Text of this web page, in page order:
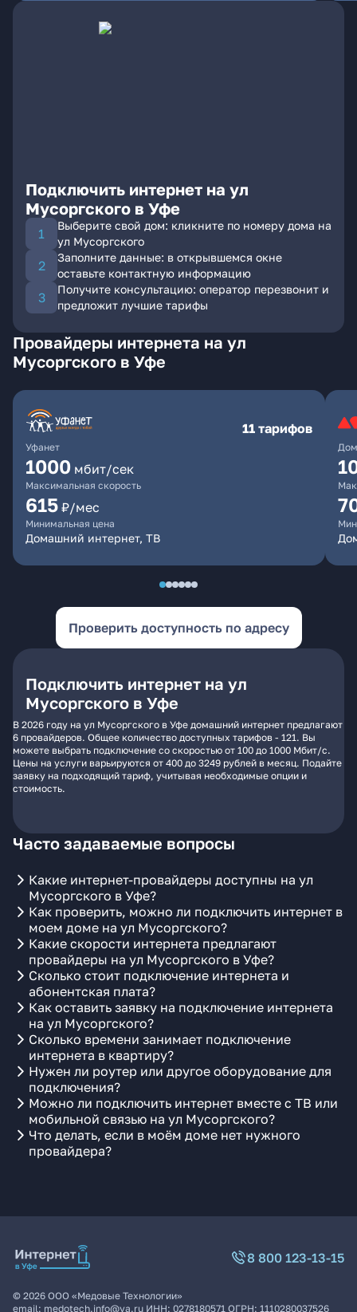
Подключить интернет на ул
Мусоргского в Уфе
Выберите свой дом: кликните по номеру дома на
ул Мусоргского
Заполните данные: в открывшемся окне
оставьте контактную информацию
Получите консультацию: оператор перезвонит и
предложит лучшие тарифы
Провайдеры интернета на ул
Мусоргского в Уфе
Уфанет
11 тарифов
1000 мбит/сек
Максимальная скорость
615 ₽/мес
Минимальная цена
Домашний интернет, ТВ
Проверить доступность по адресу
Подключить интернет на ул
Мусоргского в Уфе
В 2026 году на ул Мусоргского в Уфе домашний интернет предлагают
6 провайдеров. Общее количество доступных тарифов - 121. Вы
можете выбрать подключение со скоростью от 100 до 1000 Мбит/с.
Цены на услуги варьируются от 400 до 3249 рублей в месяц. Подайте
заявку на подходящий тариф, учитывая необходимые опции и
стоимость.
Часто задаваемые вопросы
Какие интернет-провайдеры доступны на ул
Мусоргского в Уфе?
Как проверить, можно ли подключить интернет в
моем доме на ул Мусоргского?
Какие скорости интернета предлагают
провайдеры на ул Мусоргского в Уфе?
Сколько стоит подключение интернета и
абонентская плата?
Как оставить заявку на подключение интернета
на ул Мусоргского?
Сколько времени занимает подключение
интернета в квартиру?
Нужен ли роутер или другое оборудование для
подключения?
Можно ли подключить интернет вместе с ТВ или
мобильной связью на ул Мусоргского?
Что делать, если в моём доме нет нужного
провайдера?
8 800 123-13-15
© 2026 ООО «Медовые Технологии»
email: medotech.info@ya.ru ИНН: 0278180571 ОГРН: 1110280037526